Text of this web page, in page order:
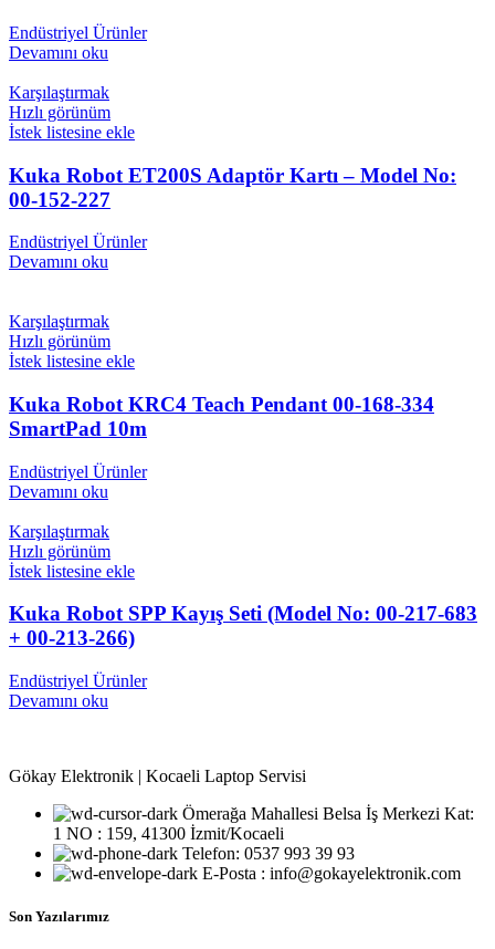
Endüstriyel Ürünler
Devamını oku
Karşılaştırmak
Hızlı görünüm
İstek listesine ekle
Kuka Robot ET200S Adaptör Kartı – Model No:
00-152-227
Endüstriyel Ürünler
Devamını oku
Karşılaştırmak
Hızlı görünüm
İstek listesine ekle
Kuka Robot KRC4 Teach Pendant 00-168-334
SmartPad 10m
Endüstriyel Ürünler
Devamını oku
Karşılaştırmak
Hızlı görünüm
İstek listesine ekle
Kuka Robot SPP Kayış Seti (Model No: 00-217-683
+ 00-213-266)
Endüstriyel Ürünler
Devamını oku
Gökay Elektronik | Kocaeli Laptop Servisi
Ömerağa Mahallesi Belsa İş Merkezi Kat:
1 NO : 159, 41300 İzmit/Kocaeli
Telefon: 0537 993 39 93
E-Posta : info@gokayelektronik.com
Son Yazılarımız